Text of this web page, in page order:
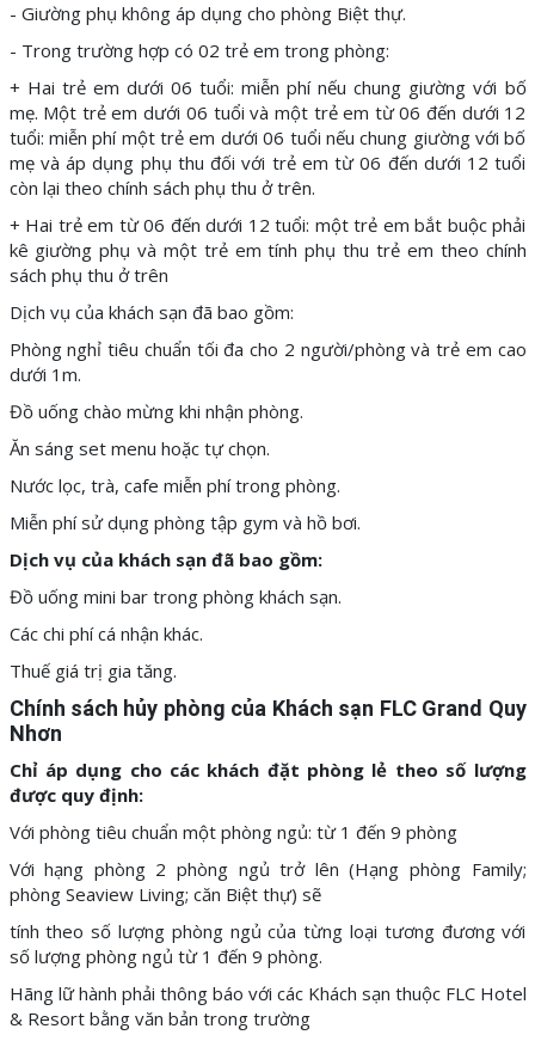
- Giường phụ không áp dụng cho phòng Biệt thự.
- Trong trường hợp có 02 trẻ em trong phòng:
+ Hai trẻ em dưới 06 tuổi: miễn phí nếu chung giường với bố
mẹ. Một trẻ em dưới 06 tuổi và một trẻ em từ 06 đến dưới 12
tuổi: miễn phí một trẻ em dưới 06 tuổi nếu chung giường với bố
mẹ và áp dụng phụ thu đối với trẻ em từ 06 đến dưới 12 tuổi
còn lại theo chính sách phụ thu ở trên.
+ Hai trẻ em từ 06 đến dưới 12 tuổi: một trẻ em bắt buộc phải
kê giường phụ và một trẻ em tính phụ thu trẻ em theo chính
sách phụ thu ở trên
Dịch vụ của khách sạn đã bao gồm:
Phòng nghỉ tiêu chuẩn tối đa cho 2 người/phòng và trẻ em cao
dưới 1m.
Đồ uống chào mừng khi nhận phòng.
Ăn sáng set menu hoặc tự chọn.
Nước lọc, trà, cafe miễn phí trong phòng.
Miễn phí sử dụng phòng tập gym và hồ bơi.
Dịch vụ của khách sạn đã bao gồm:
Đồ uống mini bar trong phòng khách sạn.
Các chi phí cá nhận khác.
Thuế giá trị gia tăng.
Chính sách hủy phòng của Khách sạn FLC Grand Quy
Nhơn
Chỉ áp dụng cho các khách đặt phòng lẻ theo số lượng
được quy định:
Với phòng tiêu chuẩn một phòng ngủ: từ 1 đến 9 phòng
Với hạng phòng 2 phòng ngủ trở lên (Hạng phòng Family;
phòng Seaview Living; căn Biệt thự) sẽ
tính theo số lượng phòng ngủ của từng loại tương đương với
số lượng phòng ngủ từ 1 đến 9 phòng.
Hãng lữ hành phải thông báo với các Khách sạn thuộc FLC Hotel
& Resort bằng văn bản trong trường